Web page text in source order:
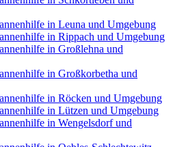
in Leuna und Umgebung
in Rippach und Umgebung
in Großlehna und
in Großkorbetha und
in Röcken und Umgebung
in Lützen und Umgebung
in Wengelsdorf und